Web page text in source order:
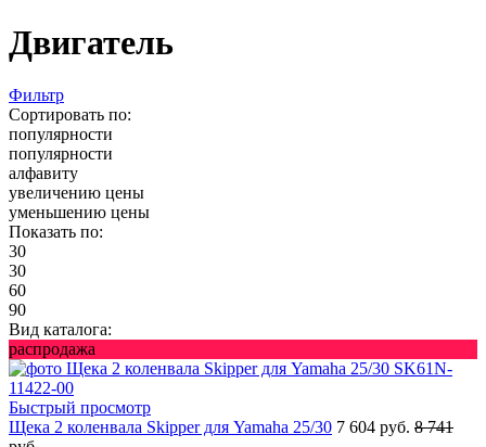
Двигатель
Фильтр
Сортировать по:
популярности
популярности
алфавиту
увеличению цены
уменьшению цены
Показать по:
30
30
60
90
Вид каталога:
распродажа
Быстрый просмотр
Щека 2 коленвала Skipper для Yamaha 25/30 7 604 руб. 8 741